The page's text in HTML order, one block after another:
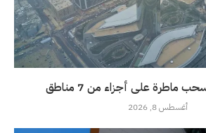
ماطرة على أجزاء من 7 مناطق
أغسطس 8, 2026